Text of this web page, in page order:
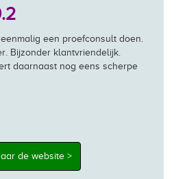
een proefconsult doen.
Bijzonder klantvriendelijk.
daarnaast nog eens scherpe
de website >